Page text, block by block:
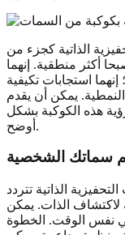
الذاتية كجزء من
أكثر منطقية. إنهما
استجابات تكيفية
يمكن أن يقدم
هذه الكوكبة بشكل
أوضح.
سماتك الشخصية
الذاتية تتردد
الذات. يمكن
في نفس الوقت. الخطوة